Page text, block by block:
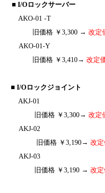
■ I/Oロックサーバー
AKO-01 -T
旧価格 ￥3,300 → 改定
AKO-01-Y
旧価格 ￥3,410→ 改定
■ I/Oロックジョイント
AKJ-01
旧価格 ￥3,300→ 改定
AKJ-02
旧価格 ￥3,190→ 改定
AKJ-03
旧価格 ￥3,190 → 改定